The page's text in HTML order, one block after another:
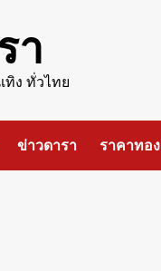
า
ทิง ทั่วไทย
ข่าวดารา ราคาทอง